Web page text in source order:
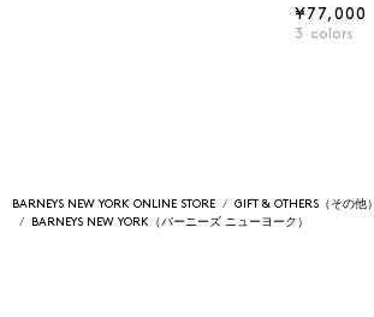
¥77,000
3 colors
BARNEYS NEW YORK ONLINE STORE
GIFT & OTHERS（その他）
BARNEYS NEW YORK（バーニーズ ニューヨーク）